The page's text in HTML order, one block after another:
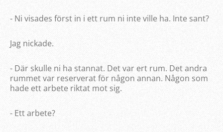
- Ni visades först in i ett rum ni inte ville ha. Inte sant?
Jag nickade.
- Där skulle ni ha stannat. Det var ert rum. Det andra
rummet var reserverat för någon annan. Någon som
hade ett arbete riktat mot sig.
- Ett arbete?